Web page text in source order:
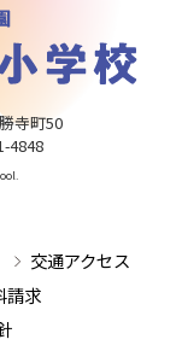
寺町50
4848
交通アクセス
請求